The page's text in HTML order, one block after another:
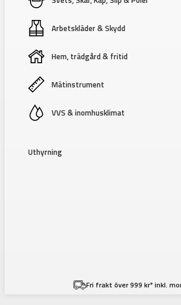
Arbetskläder & Skydd
Hem, trädgård & fritid
Mätinstrument
VVS & inomhusklimat
Uthyrning
Fri frakt över 999 kr* inkl.